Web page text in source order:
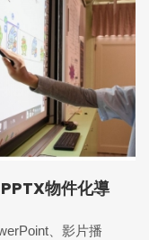
物件化導
、影片播